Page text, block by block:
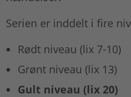
Serien er inddelt i fire
Rødt niveau (lix 7-10)
Grønt niveau (lix 13)
Gult niveau (lix 20)